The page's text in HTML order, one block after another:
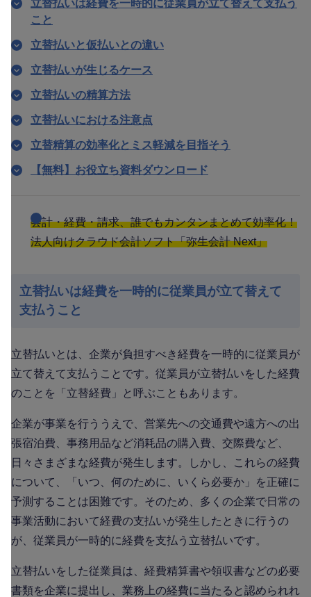
立替払いは経費を一時的に従業員が立て替えて支払う
こと
立替払いと仮払いとの違い
立替払いが生じるケース
立替払いの精算方法
立替払いにおける注意点
立替精算の効率化とミス軽減を目指そう
【無料】お役立ち資料ダウンロード
会計・経費・請求、誰でもカンタンまとめて効率化！
法人向けクラウド会計ソフト「弥生会計 Next」
立替払いは経費を一時的に従業員が立て替えて
支払うこと
立替払いとは、企業が負担すべき経費を一時的に従業員が
立て替えて支払うことです。従業員が立替払いをした経費
のことを「立替経費」と呼ぶこともあります。
企業が事業を行ううえで、営業先への交通費や遠方への出
張宿泊費、事務用品など消耗品の購入費、交際費など、
日々さまざまな経費が発生します。しかし、これらの経費
について、「いつ、何のために、いくら必要か」を正確に
予測することは困難です。そのため、多くの企業で日常の
事業活動において経費の支払いが発生したときに行うの
が、従業員が一時的に経費を支払う立替払いです。
立替払いをした従業員は、経費精算書や領収書などの必要
書類を企業に提出し、業務上の経費に当たると認められれ